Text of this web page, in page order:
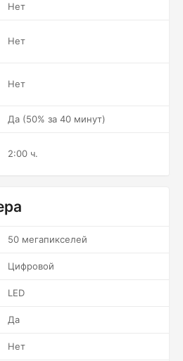
Нет
Нет
Нет
Да (50% за 40 минут)
2:00 ч.
50 мегапикселей
Цифровой
LED
Да
Нет